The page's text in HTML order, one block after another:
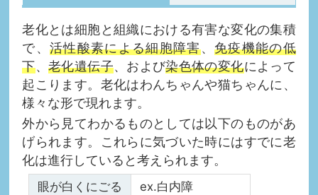
老化とは細胞と組織における有害な変化の集積
で、活性酸素による細胞障害、免疫機能の低
下、老化遺伝子、および染色体の変化によって
起こります。老化はわんちゃんや猫ちゃんに、
様々な形で現れます。
外から見てわかるものとしては以下のものがあ
げられます。これらに気づいた時にはすでに老
化は進行していると考えられます。
眼が白くにごる
ex.白内障